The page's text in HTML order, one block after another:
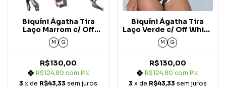
Biquíni Ágatha Tira
Laço Marrom c/ Off
White Nature
M G
R$130,00
R$124,80 com Pix
3 x de R$43,33 sem juros
Biquíni Ágatha Tira
Laço Verde c/ Off White
Nature
M G
R$130,00
R$124,80com Pix
3 x de R$43,33 sem juros